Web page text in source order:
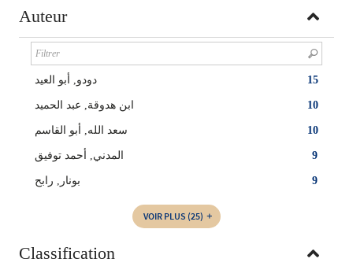
Auteur
15 دودو, أبو العيد
10 ابن هدوقة, عبد الحميد
10 سعد الله, أبو القاسم
9 المدني, أحمد توفيق
9 بونار, رابح
VOIR PLUS (25)
Classification